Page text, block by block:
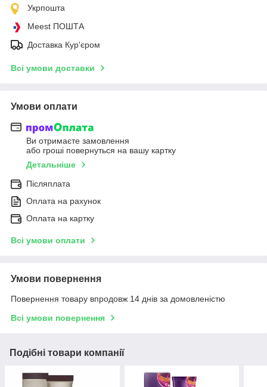
Укрпошта
Meest ПОШТА
Доставка Кур'єром
Всі умови доставки
Умови оплати
Ви отримаєте замовлення
або гроші повернуться на вашу картку
Детальніше
Післяплата
Оплата на рахунок
Оплата на картку
Всі умови оплати
Умови повернення
Повернення товару впродовж 14 днів за домовленістю
Всі умови повернення
Подібні товари компанії